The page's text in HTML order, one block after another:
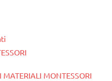
MONTESSORI